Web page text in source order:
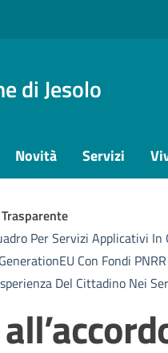
di Jesolo
Novità Servizi
Per Servizi Applicativi
Con Fondi
Del Cittadino Nei